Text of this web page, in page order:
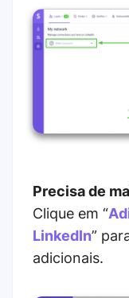
Precisa de
Clique em “
LinkedIn”
adicionais.